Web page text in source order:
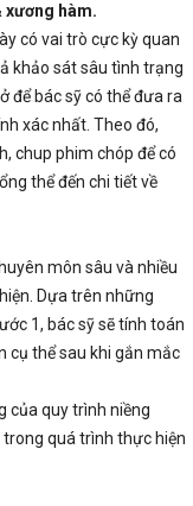
xương hàm.
có vai trò cực kỳ quan
khảo sát sâu tình trạng
để bác sỹ có thể đưa ra
xác nhất. Theo đó,
chup phim chóp để có
thể đến chi tiết về
môn sâu và nhiều
Dựa trên những
1, bác sỹ sẽ tính toán
cụ thể sau khi gắn mắc
của quy trình niềng
trong quá trình thực hiện